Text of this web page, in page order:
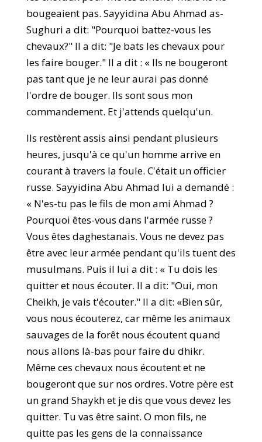
bougeaient pas. Sayyidina Abu Ahmad as-
Sughuri a dit: "Pourquoi battez-vous les
chevaux?" Il a dit: "Je bats les chevaux pour
les faire bouger." Il a dit : « Ils ne bougeront
pas tant que je ne leur aurai pas donné
l'ordre de bouger. Ils sont sous mon
commandement. Et j'attends quelqu'un.
Ils restèrent assis ainsi pendant plusieurs
heures, jusqu'à ce qu'un homme arrive en
courant à travers la foule. C'était un officier
russe. Sayyidina Abu Ahmad lui a demandé :
« N'es-tu pas le fils de mon ami Ahmad ?
Pourquoi êtes-vous dans l'armée russe ?
Vous êtes daghestanais. Vous ne devez pas
être avec leur armée pendant qu'ils tuent des
musulmans. Puis il lui a dit : « Tu dois les
quitter et nous écouter. Il a dit: "Oui, mon
Cheikh, je vais t'écouter." Il a dit: «Bien sûr,
vous nous écouterez, car même les animaux
sauvages de la forêt nous écoutent quand
nous allons là-bas pour faire du dhikr.
Même ces chevaux nous écoutent et ne
bougeront que sur nos ordres. Votre père est
un grand Shaykh et je dis que vous devez les
quitter. Tu vas être saint. O mon fils, ne
quitte pas les gens de la connaissance